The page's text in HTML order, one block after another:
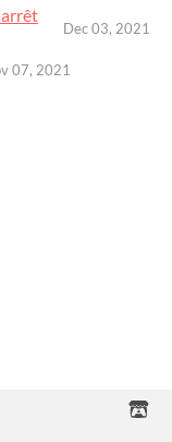
Dec 03, 2021
07, 2021